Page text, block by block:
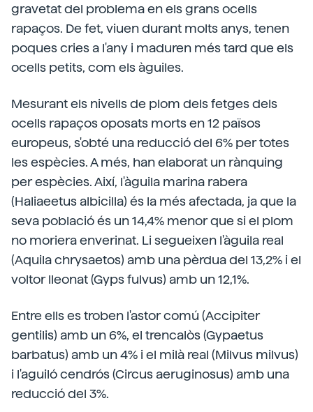
gravetat del problema en els grans ocells
rapaços. De fet, viuen durant molts anys, tenen
poques cries a l'any i maduren més tard que els
ocells petits, com els àguiles.
Mesurant els nivells de plom dels fetges dels
ocells rapaços oposats morts en 12 països
europeus, s'obté una reducció del 6% per totes
les espècies. A més, han elaborat un rànquing
per espècies. Així, l'àguila marina rabera
(Haliaeetus albicilla) és la més afectada, ja que la
seva població és un 14,4% menor que si el plom
no moriera enverinat. Li segueixen l'àguila real
(Aquila chrysaetos) amb una pèrdua del 13,2% i el
voltor lleonat (Gyps fulvus) amb un 12,1%.
Entre ells es troben l'astor comú (Accipiter
gentilis) amb un 6%, el trencalòs (Gypaetus
barbatus) amb un 4% i el milà real (Milvus milvus)
i l'aguiló cendrós (Circus aeruginosus) amb una
reducció del 3%.